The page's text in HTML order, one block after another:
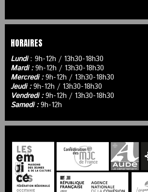
HORAIRES
Lundi: 9h-12h / 13h30-18h30
Mardi :9h-12h / 13h30-18h30
Mercredi :9h-12h / 13h30-18h30
Jeudi :9h-12h / 13h30-18h30
Vendredi :9h-12h / 13h30-18h30
Samedi :9h-12h